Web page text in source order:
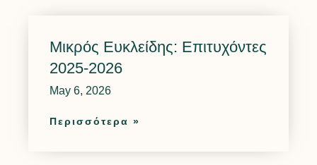
Μικρός Ευκλείδης: Επιτυχόντες
2025-2026
May 6, 2026
Περισσότερα »